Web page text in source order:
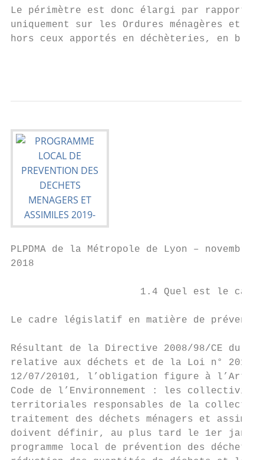
Le périmètre est donc élargi par rapport au
uniquement sur les Ordures ménagères et
hors ceux apportés en déchèteries, en bleu
PLPDMA de la Métropole de Lyon – novembre
2018
1.4 Quel est le
Le cadre législatif en matière de
Résultant de la Directive 2008/98/CE du
relative aux déchets et de la Loi n°
12/07/20101, l’obligation figure à
Code de l’Environnement : les
territoriales responsables de la
traitement des déchets ménagers et
doivent définir, au plus tard le 1er
programme local de prévention des